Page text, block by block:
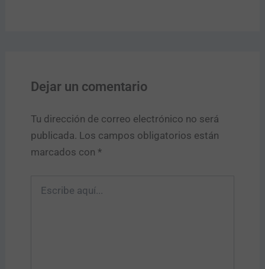
Dejar un comentario
Tu dirección de correo electrónico no será
publicada. Los campos obligatorios están
marcados con *
aquí...